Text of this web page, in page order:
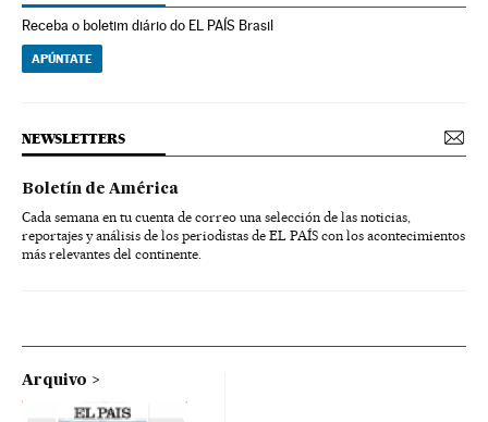
Receba o boletim diário do EL PAÍS Brasil
APÚNTATE
NEWSLETTERS
Boletín de América
Cada semana en tu cuenta de correo una selección de las noticias,
reportajes y análisis de los periodistas de EL PAÍS con los acontecimientos
más relevantes del continente.
Arquivo